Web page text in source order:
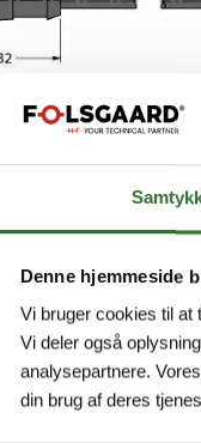
Denne hjemmeside
Vi bruger cookies til at
Vi deler også
analysepartnere.
din brug af deres